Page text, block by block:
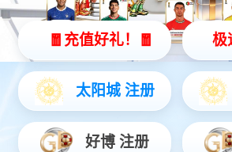
ePad-Ⅱ 按键面板
ePad系列 多样规格可选